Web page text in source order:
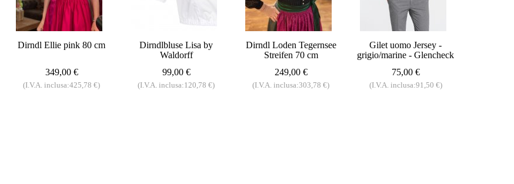
Dirndl Ellie pink 80 cm
349,00 €
(I.V.A. inclusa:425,78 €)
Dirndlbluse Lisa by
Waldorff
99,00 €
(I.V.A. inclusa:120,78 €)
Dirndl Loden Tegernsee
Streifen 70 cm
249,00 €
(I.V.A. inclusa:303,78 €)
Gilet uomo Jersey -
grigio/marine - Glencheck
75,00 €
(I.V.A. inclusa:91,50 €)